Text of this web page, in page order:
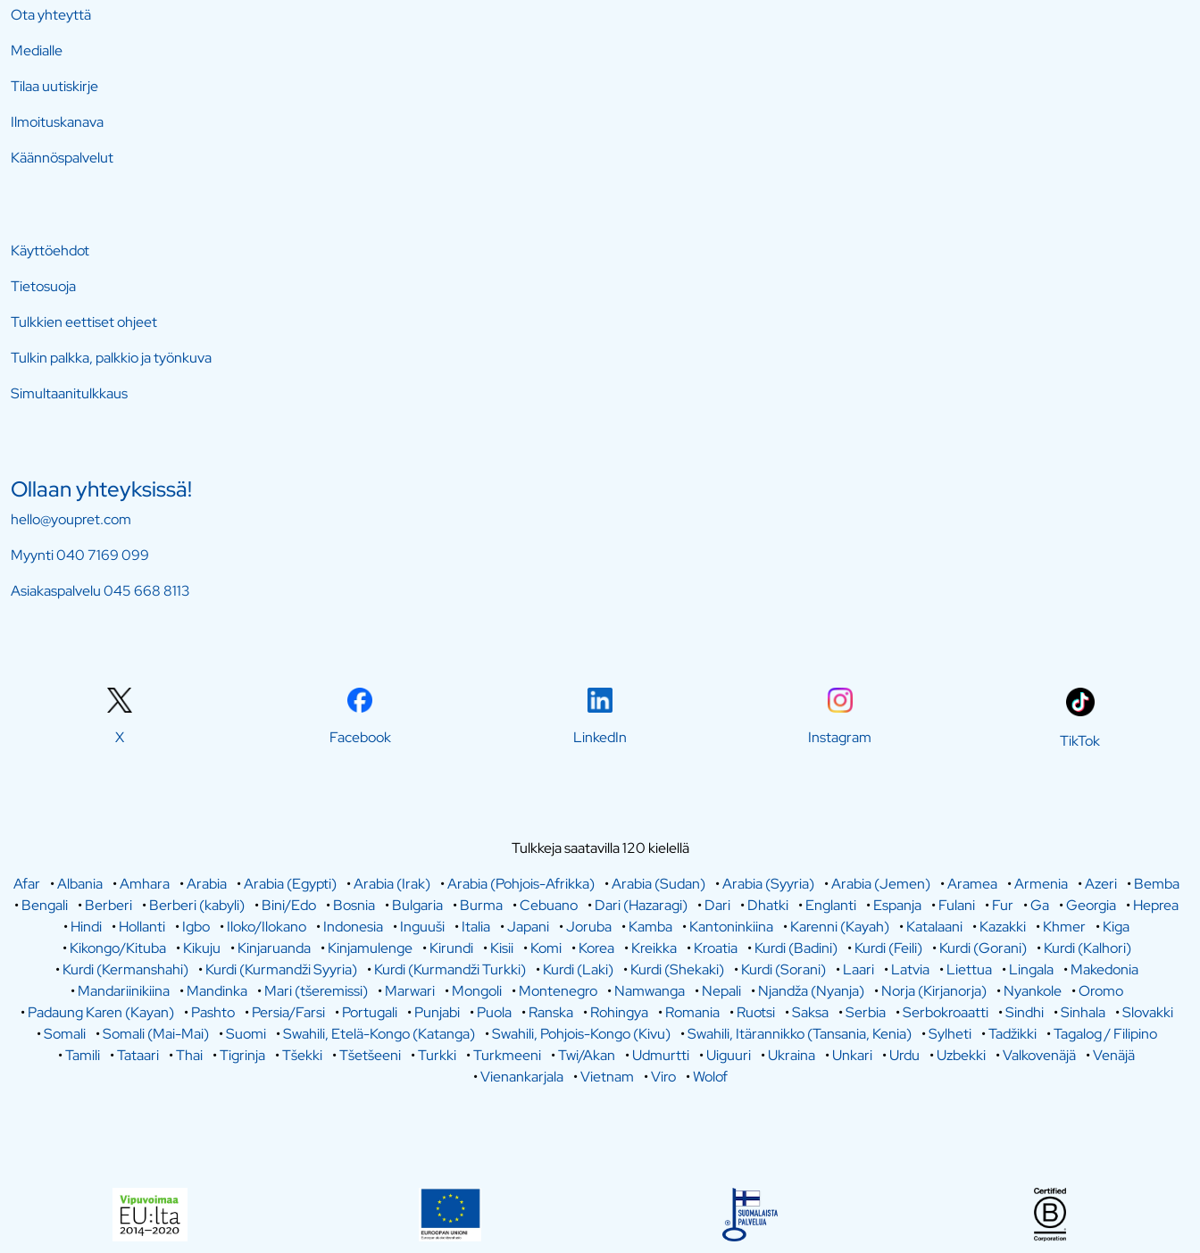
Ota yhteyttä
Medialle
Tilaa uutiskirje
Ilmoituskanava
Käännöspalvelut
Käyttöehdot
Tietosuoja
Tulkkien eettiset ohjeet
Tulkin palkka, palkkio ja työnkuva
Simultaanitulkkaus
Ollaan yhteyksissä!
hello@youpret.com
Myynti040 7169 099
Asiakaspalvelu045 668 8113
X Facebook LinkedIn Instagram TikTok
Tulkkeja saatavilla 120 kielellä
Afar •Albania •Amhara •Arabia •Arabia (Egypti) •Arabia (Irak) •Arabia (Pohjois-Afrikka) •Arabia (Sudan) •Arabia (Syyria) •Arabia (Jemen) •Aramea •Armenia •Azeri •Bemba
•Bengali •Berberi •Berberi (kabyli) •Bini/Edo •Bosnia •Bulgaria •Burma •Cebuano •Dari (Hazaragi) •Dari •Dhatki •Englanti •Espanja •Fulani •Fur •Ga •Georgia •Heprea
•Hindi •Hollanti •Igbo •Iloko/Ilokano •Indonesia •Inguuši •Italia •Japani •Joruba •Kamba •Kantoninkiina •Karenni (Kayah) •Katalaani •Kazakki •Khmer •Kiga
•Kikongo/Kituba •Kikuju •Kinjaruanda •Kinjamulenge •Kirundi •Kisii •Komi •Korea •Kreikka •Kroatia •Kurdi (Badini) •Kurdi (Feili) •Kurdi (Gorani) •Kurdi (Kalhori)
•Kurdi (Kermanshahi) •Kurdi (Kurmandži Syyria) •Kurdi (Kurmandži Turkki) •Kurdi (Laki) •Kurdi (Shekaki) •Kurdi (Sorani) •Laari •Latvia •Liettua •Lingala •Makedonia
•Mandariinikiina •Mandinka •Mari (tšeremissi) •Marwari •Mongoli •Montenegro •Namwanga •Nepali •Njandža (Nyanja) •Norja (Kirjanorja) •Nyankole •Oromo
•Padaung Karen (Kayan) •Pashto •Persia/Farsi •Portugali •Punjabi •Puola •Ranska •Rohingya •Romania •Ruotsi •Saksa •Serbia •Serbokroaatti •Sindhi •Sinhala •Slovakki
•Somali •Somali (Mai-Mai) •Suomi •Swahili, Etelä-Kongo (Katanga) •Swahili, Pohjois-Kongo (Kivu) •Swahili, Itärannikko (Tansania, Kenia) •Sylheti •Tadžikki •Tagalog / Filipino
•Tamili •Tataari •Thai •Tigrinja •Tšekki •Tšetšeeni •Turkki •Turkmeeni •Twi/Akan •Udmurtti •Uiguuri •Ukraina •Unkari •Urdu •Uzbekki •Valkovenäjä •Venäjä
•Vienankarjala •Vietnam •Viro •Wolof